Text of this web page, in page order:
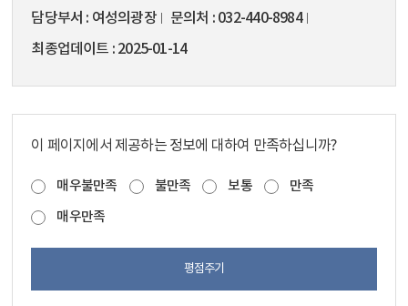
담당부서 여성의광장 문의처
032-440-8984
최종업데이트
2025-01-14
이 페이지에서 제공하는 정보에 대하여 만족하십니까?
매우불만족 불만족 보통
만족
매우만족
평점주기